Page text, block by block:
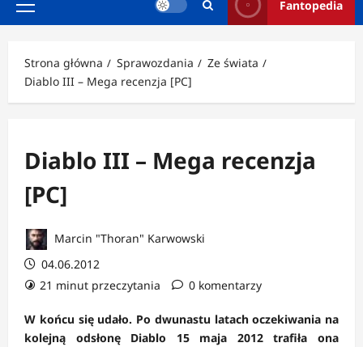
Menu
Fantopedia
Strona główna Sprawozdania
Ze świata
Diablo III – Mega recenzja [PC]
Diablo III – Mega recenzja
[PC]
Marcin "Thoran" Karwowski
04.06.2012
21 minut przeczytania
0 komentarzy
W końcu się udało. Po dwunastu latach oczekiwania na
kolejną odsłonę Diablo 15 maja 2012 trafiła ona